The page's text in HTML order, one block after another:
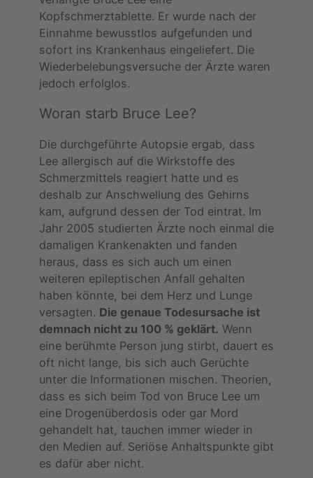
Kopfschmerztablette. Er wurde nach der
Einnahme bewusstlos aufgefunden und
sofort ins Krankenhaus eingeliefert. Die
Wiederbelebungsversuche der Ärzte waren
jedoch erfolglos.
Woran starb Bruce Lee?
Die durchgeführte Autopsie ergab, dass
Lee allergisch auf die Wirkstoffe des
Schmerzmittels reagiert hatte und es
deshalb zur Anschwellung des Gehirns
kam, aufgrund dessen der Tod eintrat. Im
Jahr 2005 studierten Ärzte noch einmal die
damaligen Krankenakten und fanden
heraus, dass es sich auch um einen
weiteren epileptischen Anfall gehalten
haben könnte, bei dem Herz und Lunge
versagten. Die genaue Todesursache ist
demnach nicht zu 100 % geklärt. Wenn
eine berühmte Person jung stirbt, dauert es
oft nicht lange, bis sich auch Gerüchte
unter die Informationen mischen. Theorien,
dass es sich beim Tod von Bruce Lee um
eine Drogenüberdosis oder gar Mord
gehandelt hat, tauchen immer wieder in
den Medien auf. Seriöse Anhaltspunkte gibt
es dafür aber nicht.